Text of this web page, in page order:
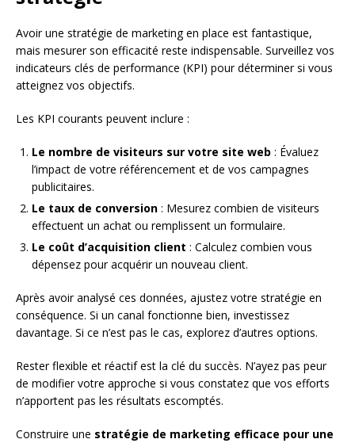
Avoir une stratégie de marketing en place est fantastique,
mais mesurer son efficacité reste indispensable. Surveillez vos
indicateurs clés de performance (KPI) pour déterminer si vous
atteignez vos objectifs.
Les KPI courants peuvent inclure :
Le nombre de visiteurs sur votre site web : Évaluez
l’impact de votre référencement et de vos campagnes
publicitaires.
Le taux de conversion : Mesurez combien de visiteurs
effectuent un achat ou remplissent un formulaire.
Le coût d’acquisition client : Calculez combien vous
dépensez pour acquérir un nouveau client.
Après avoir analysé ces données, ajustez votre stratégie en
conséquence. Si un canal fonctionne bien, investissez
davantage. Si ce n’est pas le cas, explorez d’autres options.
Rester flexible et réactif est la clé du succès. N’ayez pas peur
de modifier votre approche si vous constatez que vos efforts
n’apportent pas les résultats escomptés.
Construire une stratégie de marketing efficace pour une